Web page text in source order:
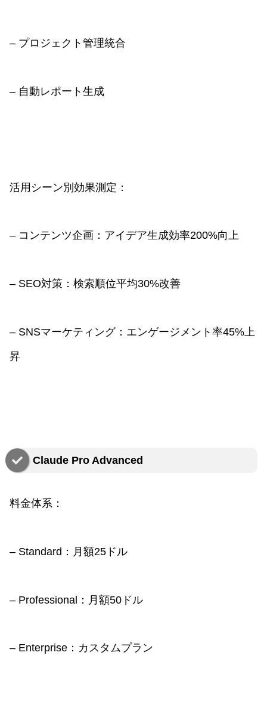
– プロジェクト管理統合
– 自動レポート生成
活用シーン別効果測定：
– コンテンツ企画：アイデア生成効率200%向上
– SEO対策：検索順位平均30%改善
– SNSマーケティング：エンゲージメント率45%上
昇
Claude Pro Advanced
料金体系：
– Standard：月額25ドル
– Professional：月額50ドル
– Enterprise：カスタムプラン